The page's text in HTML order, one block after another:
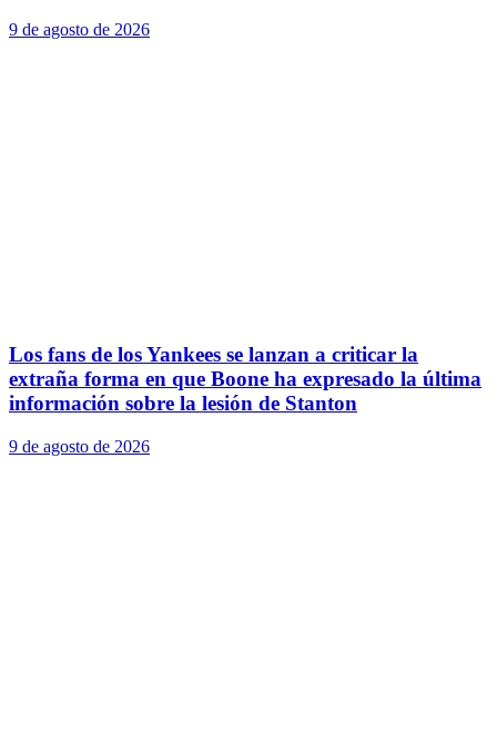
9 de agosto de 2026
Los fans de los Yankees se lanzan a criticar la
extraña forma en que Boone ha expresado la última
información sobre la lesión de Stanton
9 de agosto de 2026